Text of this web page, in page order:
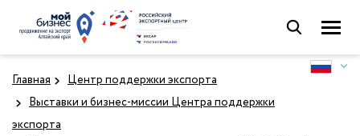
Главная
Центр поддержки экспорта
Выставки и бизнес-миссии Центра поддержки
экспорта